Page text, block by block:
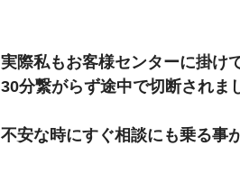
実際私もお客様センターに掛け
30分繋がらず途中で切断されま
不安な時にすぐ相談にも乗る事